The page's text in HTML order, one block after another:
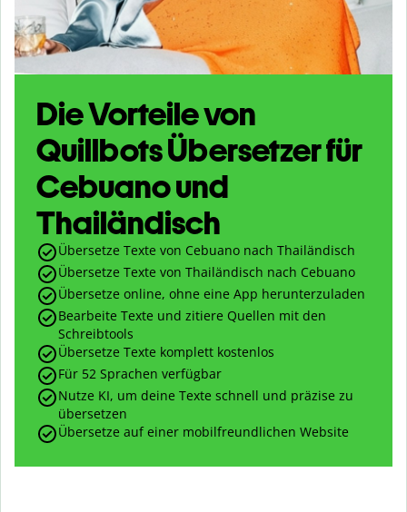
Die Vorteile von
Quillbots Übersetzer für
Cebuano und
Thailändisch
Übersetze Texte von Cebuano nach Thailändisch
Übersetze Texte von Thailändisch nach Cebuano
Übersetze online, ohne eine App herunterzuladen
Bearbeite Texte und zitiere Quellen mit den
Schreibtools
Übersetze Texte komplett kostenlos
Für 52 Sprachen verfügbar
Nutze KI, um deine Texte schnell und präzise zu
übersetzen
Übersetze auf einer mobilfreundlichen Website